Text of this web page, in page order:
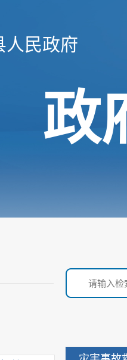
人民政府
政